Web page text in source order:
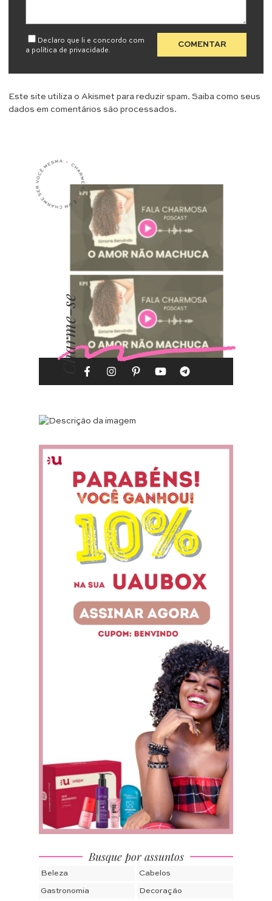
Declaro que li e concordo com
a política de privacidade.
Este site utiliza o Akismet para reduzir spam. Saiba como seus
dados em comentários são processados.
Charme-se
Busque por assuntos
Beleza Cabelos
Gastronomia Decoração